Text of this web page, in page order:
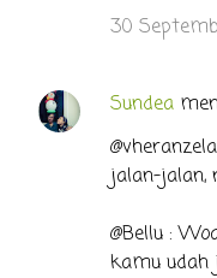
30
Sundea
jalan-jalan,
@Bellu :
kamu